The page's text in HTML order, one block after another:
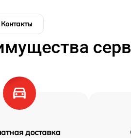
Контакты
доставка